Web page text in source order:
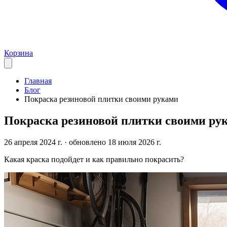
Корзина
Главная
Блог
Покраска резиновой плитки своими руками
Покраска резиновой плитки своими
26 апреля 2024 г. · обновлено 18 июля 2026 г.
Какая краска подойдет и как правильно покрасить?